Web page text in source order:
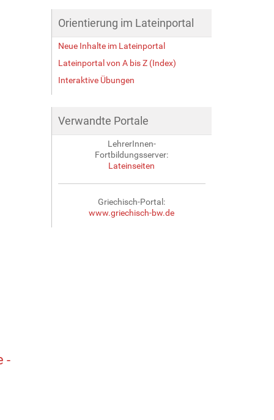
-
Orientierung im Lateinportal
Neue Inhalte im Lateinportal
Lateinportal von A bis Z (Index)
Interaktive Übungen
Verwandte Portale
LehrerInnen-
Fortbildungsserver:
Lateinseiten
Griechisch-Portal:
www.griechisch-bw.de